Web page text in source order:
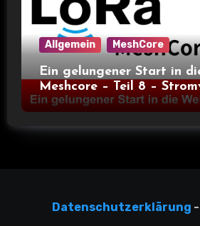
Allgemein MeshCore
Ein gelungener Start in
Meshcore – Teil 8 –
bei verschiedenen Nodes
Datenschutzerklärung -